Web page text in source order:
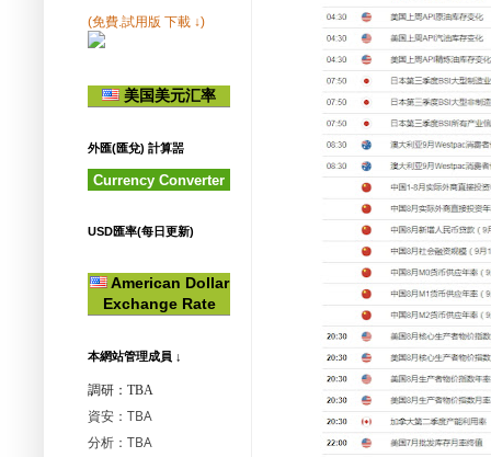
(免費.試用版 下載 ↓)
美国美元汇率
外匯(匯兌) 計算噐
Currency Converter
USD匯率(每日更新)
American Dollar
Exchange Rate
本網站管理成員 ↓
調研：TBA
資安：TBA
分析：TBA